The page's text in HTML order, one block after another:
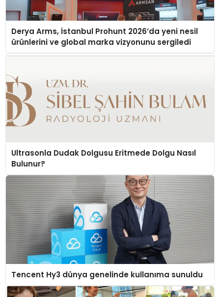
Derya Arms, İstanbul Prohunt 2026’da yeni nesil
ürünlerini ve global marka vizyonunu sergiledi
Ultrasonla Dudak Dolgusu Eritmede Dolgu Nasıl
Bulunur?
Tencent Hy3 dünya genelinde kullanıma sunuldu